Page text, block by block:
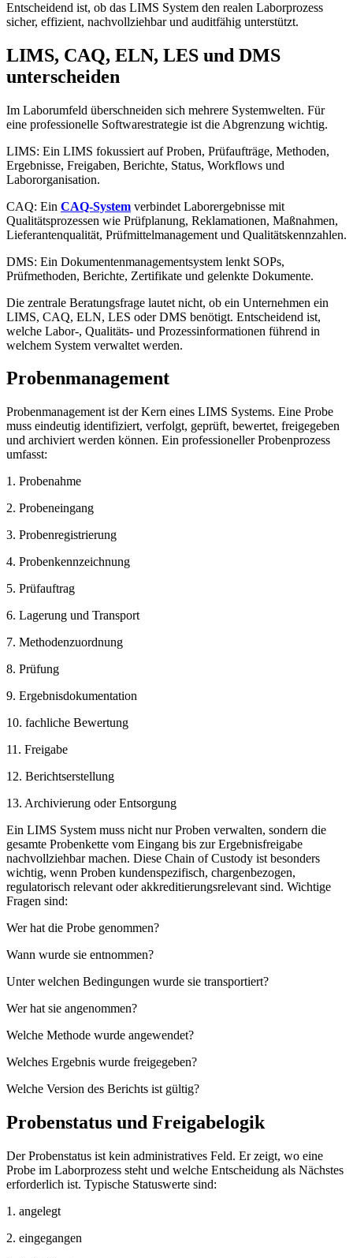
Entscheidend ist, ob das LIMS System den realen Laborprozess
sicher, effizient, nachvollziehbar und auditfähig unterstützt.
LIMS, CAQ, ELN, LES und DMS
unterscheiden
Im Laborumfeld überschneiden sich mehrere Systemwelten. Für
eine professionelle Softwarestrategie ist die Abgrenzung wichtig.
LIMS: Ein LIMS fokussiert auf Proben, Prüfaufträge, Methoden,
Ergebnisse, Freigaben, Berichte, Status, Workflows und
Labororganisation.
CAQ: Ein CAQ-System verbindet Laborergebnisse mit
Qualitätsprozessen wie Prüfplanung, Reklamationen, Maßnahmen,
Lieferantenqualität, Prüfmittelmanagement und Qualitätskennzahlen.
DMS: Ein Dokumentenmanagementsystem lenkt SOPs,
Prüfmethoden, Berichte, Zertifikate und gelenkte Dokumente.
Die zentrale Beratungsfrage lautet nicht, ob ein Unternehmen ein
LIMS, CAQ, ELN, LES oder DMS benötigt. Entscheidend ist,
welche Labor-, Qualitäts- und Prozessinformationen führend in
welchem System verwaltet werden.
Probenmanagement
Probenmanagement ist der Kern eines LIMS Systems. Eine Probe
muss eindeutig identifiziert, verfolgt, geprüft, bewertet, freigegeben
und archiviert werden können. Ein professioneller Probenprozess
umfasst:
1. Probenahme
2. Probeneingang
3. Probenregistrierung
4. Probenkennzeichnung
5. Prüfauftrag
6. Lagerung und Transport
7. Methodenzuordnung
8. Prüfung
9. Ergebnisdokumentation
10. fachliche Bewertung
11. Freigabe
12. Berichtserstellung
13. Archivierung oder Entsorgung
Ein LIMS System muss nicht nur Proben verwalten, sondern die
gesamte Probenkette vom Eingang bis zur Ergebnisfreigabe
nachvollziehbar machen. Diese Chain of Custody ist besonders
wichtig, wenn Proben kundenspezifisch, chargenbezogen,
regulatorisch relevant oder akkreditierungsrelevant sind. Wichtige
Fragen sind:
Wer hat die Probe genommen?
Wann wurde sie entnommen?
Unter welchen Bedingungen wurde sie transportiert?
Wer hat sie angenommen?
Welche Methode wurde angewendet?
Welches Ergebnis wurde freigegeben?
Welche Version des Berichts ist gültig?
Probenstatus und Freigabelogik
Der Probenstatus ist kein administratives Feld. Er zeigt, wo eine
Probe im Laborprozess steht und welche Entscheidung als Nächstes
erforderlich ist. Typische Statuswerte sind:
1. angelegt
2. eingegangen